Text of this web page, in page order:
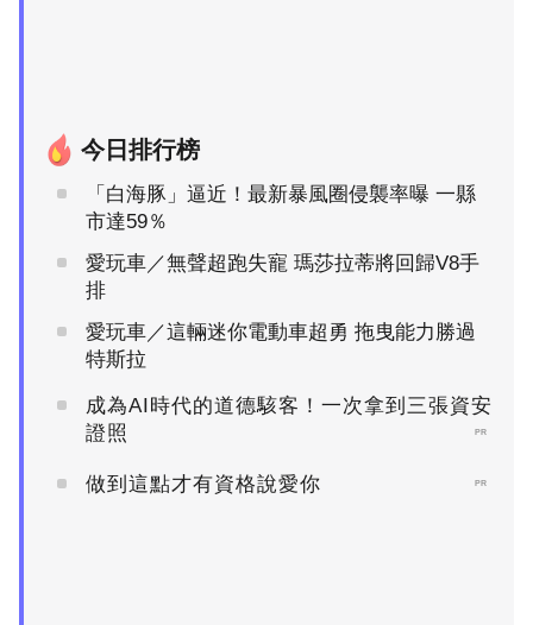
今日排行榜
「白海豚」逼近！最新暴風圈侵襲率曝 一縣
市達59％
愛玩車／無聲超跑失寵 瑪莎拉蒂將回歸V8手
排
愛玩車／這輛迷你電動車超勇 拖曳能力勝過
特斯拉
成為AI時代的道德駭客！一次拿到三張資安
證照
PR
做到這點才有資格說愛你 PR